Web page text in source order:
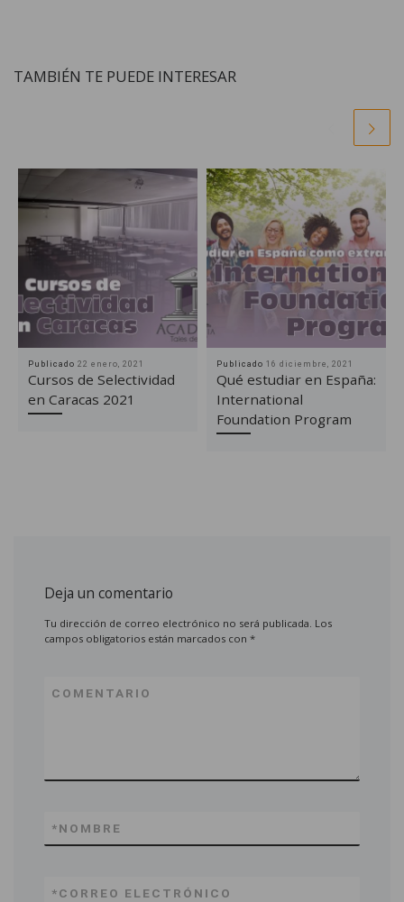
TAMBIÉN TE PUEDE INTERESAR
Publicado 22 enero, 2021
Cursos de Selectividad
en Caracas 2021
Publicado 16 diciembre, 2021
Qué estudiar en España:
International
Foundation Program
Deja un comentario
Tu dirección de correo electrónico no será publicada. Los
campos obligatorios están marcados con*
COMENTARIO
NOMBRE
*
CORREO ELECTRÓNICO
*